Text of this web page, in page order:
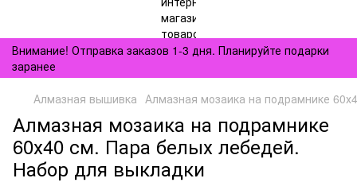
Внимание! Отправка заказов 1-3 дня. Планируйте подарки
заранее
Алмазная вышивка Алмазная мозаика на подрамнике
Алмазная мозаика на подрамнике
60х40 см. Пара белых лебедей.
Набор для выкладки